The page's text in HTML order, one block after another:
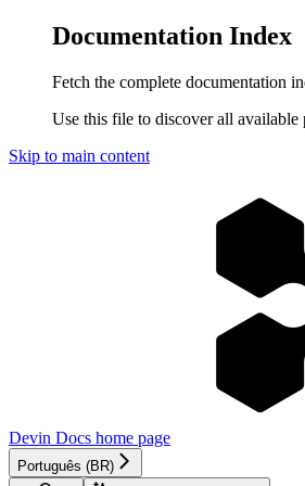
Documentation Index
Fetch the complete documentation
Use this file to discover all available
Skip to main content
Devin Docs home page
Português (BR)